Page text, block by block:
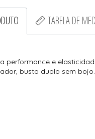
TABELA DE
performance e
busto duplo sem bojo.